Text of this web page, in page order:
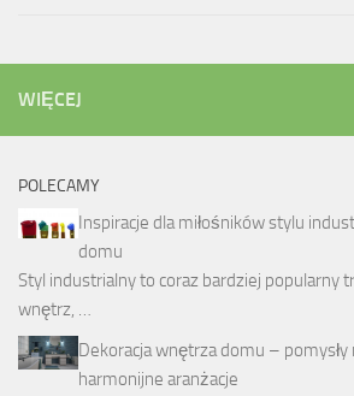
WIĘCEJ
POLECAMY
Inspiracje dla miłośników stylu
domu
Styl industrialny to coraz bardziej popularny
wnętrz, …
Dekoracja wnętrza domu – pomysły
harmonijne aranżacje